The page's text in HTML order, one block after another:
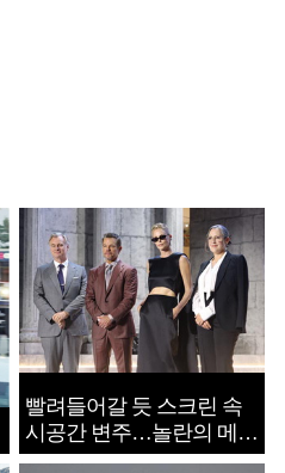
빨려들어갈 듯 스크린 속
시공간 변주…놀란의 메시
지는 ‘전쟁 속죄’